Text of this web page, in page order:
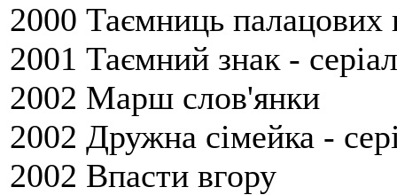
2000 Таємниць палацових
2001 Таємний знак - серіал
2002 Марш слов'янки
2002 Дружна сімейка -
2002 Впасти вгору